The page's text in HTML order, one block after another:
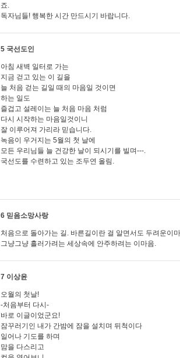
죠.
독자님들! 행복한 시간 만드시기 바랍니다.
5 국선도인
아침 새벽 일터로 가는
지금 걷고 있는 이 길을
늘 처음 걷는 길일 때의 마음일 것이면
하는 일도
즐겁고 설레이는 늘 처음 마음 처럼
다시 시작하는 마음일것이니
잘 이루어져 가리라 믿습니다.
녹음이 우거지는 5월의 첫 날에
모든 우리님들 늘 건강한 날이 되시기를 빌며---.
국선도를 수련하고 있는 조두연 올림.
6 믿음소망사랑
처음으로 돌아가는 길. 바른길이란 걸 알면서도 두려운이마
그냥그냥 흘러가려는 세상속에 안주하려는 이마음.
7 이상윤
오월의 첫날!
-처음부터 다시-
바로 이글이었군요!
잠꾸러기인 내가 간밤에 잠을 설치며 뒤척이다
일어나 기도를 하며
맘을 다스리고